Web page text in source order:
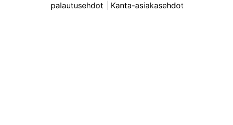
palautusehdot
Kanta-asiakasehdot